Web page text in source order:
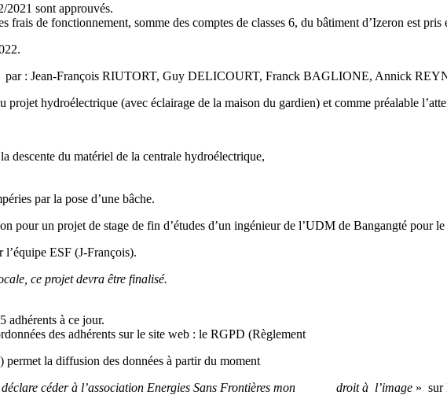
2021 sont approuvés.
frais de fonctionnement, somme des comptes de classes 6, du bâtiment d’Izeron est
par : Jean-François RIUTORT, Guy DELICOURT, Franck BAGLIONE, Annick
hydroélectrique (avec éclairage de la maison du gardien) et comme préalable
descente du matériel de la centrale hydroélectrique,
par la pose d’une bâche.
pour un projet de stage de fin d’études d’un ingénieur de l’UDM de Bangangté pour
ESF (J-François).
ce projet devra être finalisé.
adhérents à ce jour.
des adhérents sur le site web : le RGPD (Règlement
la diffusion des données à partir du moment
déclare céder à l’association Energies Sans Frontières mon droit à l’image » sur